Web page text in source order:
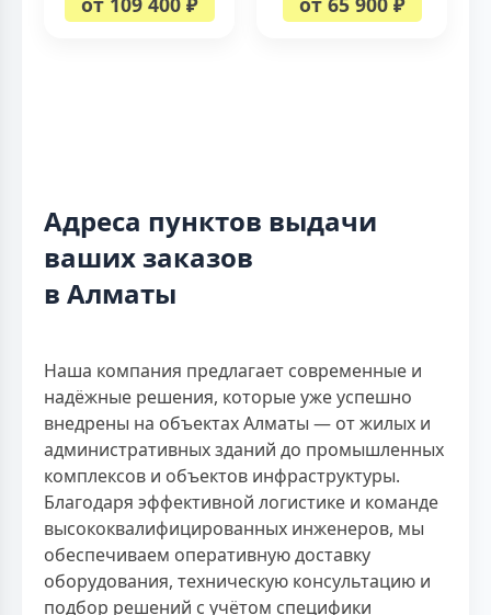
Адреса пунктов выдачи
ваших заказов
в Алматы
Наша компания предлагает современные и
надёжные решения, которые уже успешно
внедрены на объектах Алматы — от жилых и
административных зданий до промышленных
комплексов и объектов инфраструктуры.
Благодаря эффективной логистике и команде
высококвалифицированных инженеров, мы
обеспечиваем оперативную доставку
оборудования, техническую консультацию и
подбор решений с учётом специфики